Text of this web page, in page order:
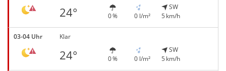
24° 0 % 0 l/m²
SW
5 km/h
03-04 Uhr Klar
24° 0 % 0 l/m²
SW
5 km/h